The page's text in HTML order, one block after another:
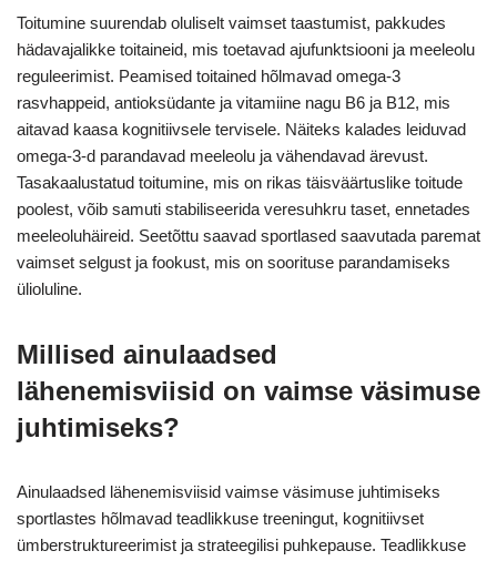
Toitumine suurendab oluliselt vaimset taastumist, pakkudes
hädavajalikke toitaineid, mis toetavad ajufunktsiooni ja meeleolu
reguleerimist. Peamised toitained hõlmavad omega-3
rasvhappeid, antioksüdante ja vitamiine nagu B6 ja B12, mis
aitavad kaasa kognitiivsele tervisele. Näiteks kalades leiduvad
omega-3-d parandavad meeleolu ja vähendavad ärevust.
Tasakaalustatud toitumine, mis on rikas täisväärtuslike toitude
poolest, võib samuti stabiliseerida veresuhkru taset, ennetades
meeleoluhäireid. Seetõttu saavad sportlased saavutada paremat
vaimset selgust ja fookust, mis on soorituse parandamiseks
ülioluline.
Millised ainulaadsed
lähenemisviisid on vaimse väsimuse
juhtimiseks?
Ainulaadsed lähenemisviisid vaimse väsimuse juhtimiseks
sportlastes hõlmavad teadlikkuse treeningut, kognitiivset
ümberstruktureerimist ja strateegilisi puhkepause. Teadlikkuse